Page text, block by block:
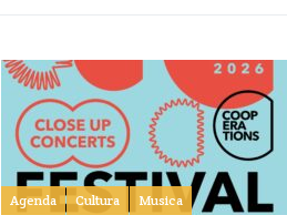
Agenda Cultura Musica